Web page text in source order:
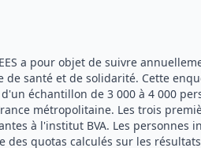
a pour objet de suivre
de santé et de solidarité. Cette
échantillon de 3 000 à 4 000
métropolitaine. Les trois
à l'institut BVA. Les personnes
des quotas calculés sur les